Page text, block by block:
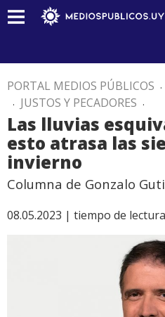
PORTAL MEDIOS PÚBLICOS .
. JUSTOS Y PECADORES .
Las lluvias
esto atrasa las
invierno
Columna de Gonzalo
08.05.2023 | tiempo de